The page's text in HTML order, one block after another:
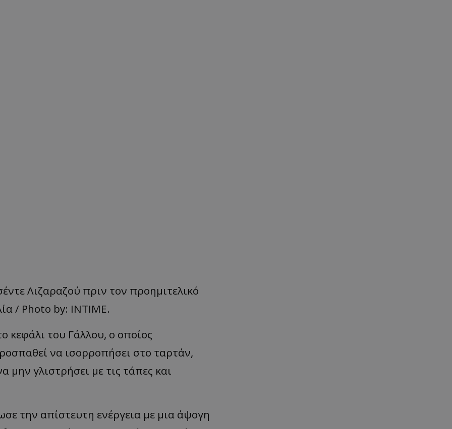
Λιζαραζού πριν τον προημιτελικό
/ Photo by: ΙΝΤΙΜΕ.
του Γάλλου, ο οποίος
να ισορροπήσει στο ταρτάν,
μην γλιστρήσει με τις τάπες και
την απίστευτη ενέργεια με μια άψογη